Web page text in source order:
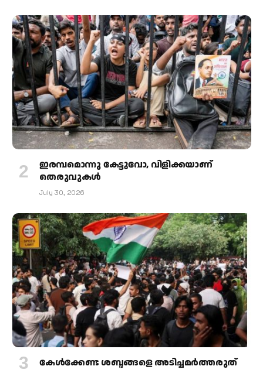
ഇരമ്പമൊന്നു കേട്ടുവോ, വിളിക്കയാണ്
തെരുവുകള്‍
July 30, 2026
കേള്‍ക്കേണ്ട ശബ്ദങ്ങളെ അടിച്ചമര്‍ത്തരുത്